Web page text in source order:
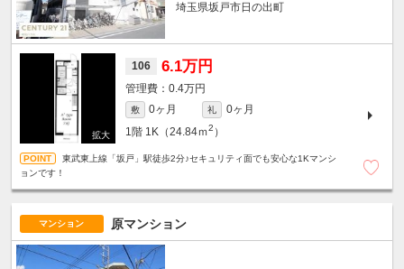
埼玉県坂戸市日の出町
106 6.1万円
0.4万円
敷 0ヶ月 礼
0ヶ月
1階 1K（24.84ｍ2 ）
東武東上線「坂戸」駅徒歩2分♪セキュリティ面でも安心な1Kマンシ
ョンです！
マンション 原マンション